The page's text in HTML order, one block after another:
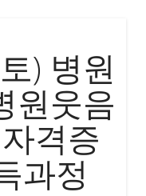
) 병원
원웃음
격증
과정